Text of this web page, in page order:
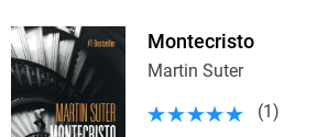
Montecristo
Martin Suter
(1 )